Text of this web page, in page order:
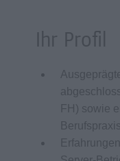
Ihr Profil
FH) sowie